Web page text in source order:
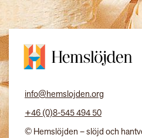
info@hemslojden.org
+46 (0)8-545 494 50
© Hemslöjden – slöjd och